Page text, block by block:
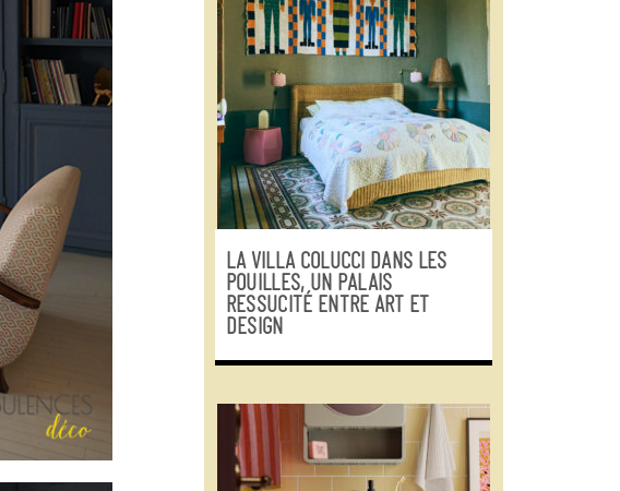
LA VILLA COLUCCI DANS LES
POUILLES, UN PALAIS
RESSUCITÉ ENTRE ART ET
DESIGN